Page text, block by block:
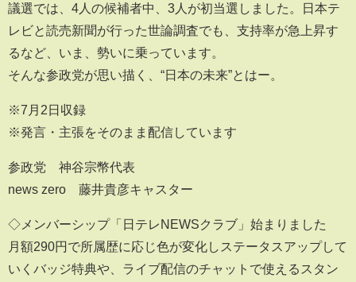
議選では、4人の候補者中、3人が初当選しました。日本テ
レビと読売新聞が行った世論調査でも、支持率が急上昇す
るなど、いま、勢いに乗っています。
そんな参政党が思い描く、“日本の未来”とはー。
※7月2日収録
※発言・主張をそのまま配信しています
参政党 神谷宗幣代表
news zero 藤井貴彦キャスター
◇メンバーシップ「日テレNEWSクラブ」始まりました
月額290円で所属歴に応じ色が変化しステータスアップして
いくバッジ特典や、ライブ配信のチャットで使えるスタン